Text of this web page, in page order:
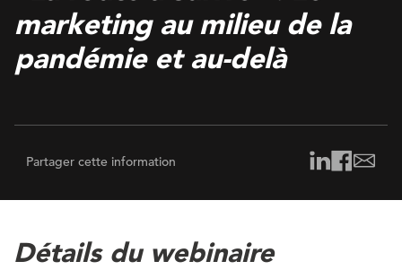
marketing au milieu de la
pandémie et au-delà
Partager cette information
Détails du webinaire